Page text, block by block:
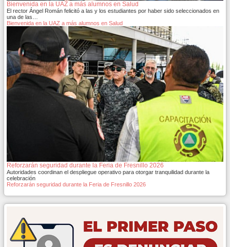
Bienvenida en la UAZ a más alumnos en Salud
El rector Ángel Román felicitó a las y los estudiantes por haber sido seleccionados en
una de las…
Bienvenida en la UAZ a más alumnos en Salud
Reforzarán seguridad durante la Feria de Fresnillo 2026
Autoridades coordinan el despliegue operativo para otorgar tranquilidad durante la
celebración
Reforzarán seguridad durante la Feria de Fresnillo 2026